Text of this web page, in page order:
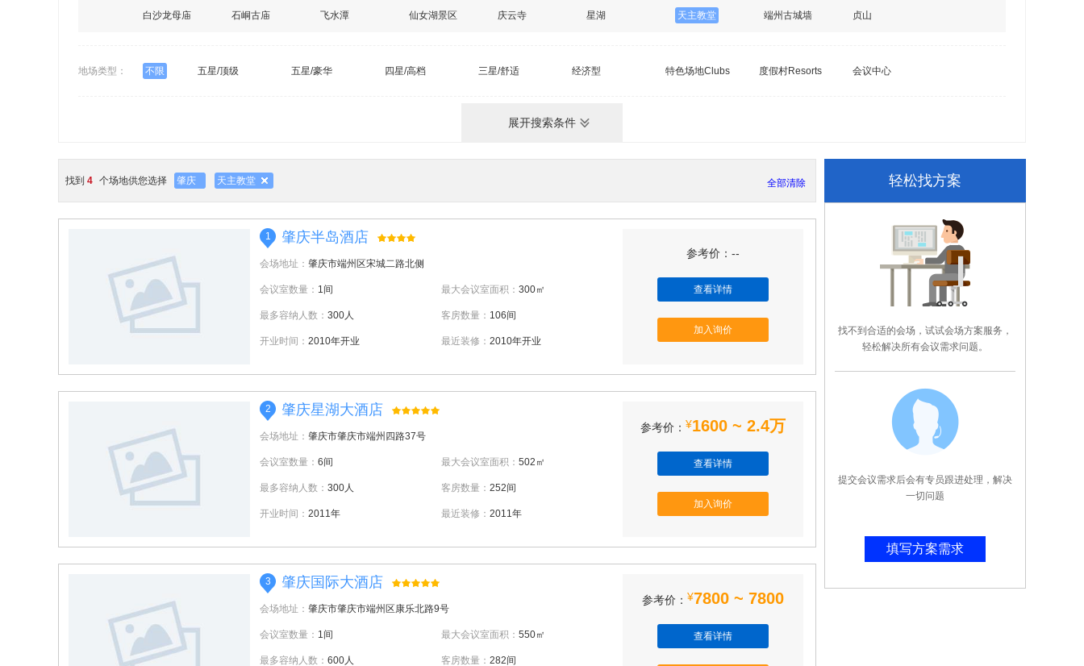
白沙龙母庙 石峒古庙 飞水潭 仙女湖景区 庆云寺 星湖 天主教堂 端州古城墙 贞山
地场类型： 不限 五星/顶级 五星/豪华 四星/高档 三星/舒适 经济型 特色场地Clubs 度假村Resorts 会议中心
展开搜索条件
找到 4 个场地供您选择 肇庆 天主教堂 全部清除
1 肇庆半岛酒店
会场地址： 肇庆市端州区宋城二路北侧
会议室数量： 1间 最大会议室面积： 300㎡
最多容纳人数： 300人 客房数量： 106间
开业时间： 2010年开业 最近装修： 2010年开业
参考价：--
查看详情
加入询价
2 肇庆星湖大酒店
会场地址： 肇庆市肇庆市端州四路37号
会议室数量： 6间 最大会议室面积： 502㎡
最多容纳人数： 300人 客房数量： 252间
开业时间： 2011年 最近装修： 2011年
参考价： ¥1600 ~ 2.4万
查看详情
加入询价
3 肇庆国际大酒店
会场地址： 肇庆市肇庆市端州区康乐北路9号
会议室数量： 1间 最大会议室面积： 550㎡
最多容纳人数： 600人 客房数量： 282间
参考价： ¥7800 ~ 7800
查看详情
轻松找方案
找不到合适的会场，试试会场方案服务，
轻松解决所有会议需求问题。
提交会议需求后会有专员跟进处理，解决
一切问题
填写方案需求